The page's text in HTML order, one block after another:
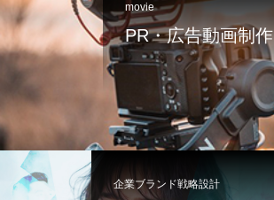
movie
PR・広告動画制作
企業ブランド戦略設計